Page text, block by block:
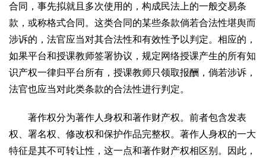
合同，事先拟就且多次使用的，构成民法上的一般交易条
款，或称格式合同。这类合同的某些条款倘若合法性堪舆而
涉诉的，法官应当对其合法性和有效性予以判定。相应的，
如果平台和授课教师签署协议，规定网络授课产生的所有知
识产权一律归平台所有，授课教师只领取报酬，倘若涉诉，
法官也应当对此类条款的合法性进行判定。
著作权分为著作人身权和著作财产权。前者包含发表
权、署名权、修改权和保护作品完整权。著作人身权的一大
特征是其不可转让性，这一点和著作财产权相区别。因此，